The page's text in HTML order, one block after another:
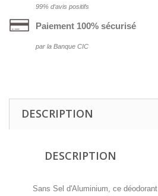
99% d‘avis positifs
Paiement 100% sécurisé
par la Banque CIC
DESCRIPTION
DESCRIPTION
Sans Sel d'Aluminium, ce déodorant